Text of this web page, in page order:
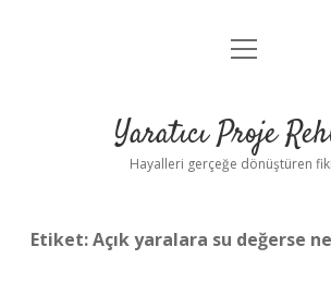
Anasayfa
Yasal Uyarı
menüyü
Yaratıcı Proje
Hayalleri gerçeğe dönüştüren
Etiket:Açık yaralara su değerse